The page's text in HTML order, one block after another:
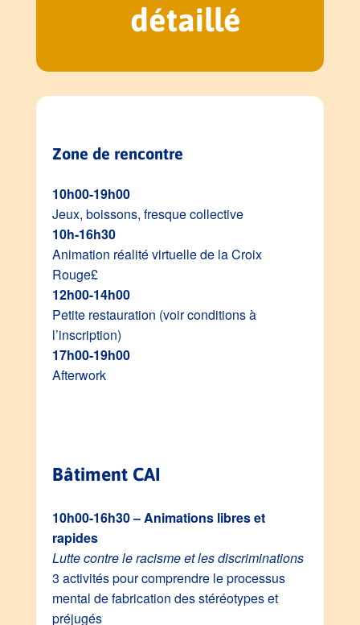
détaillé
Zone de rencontre
10h00-19h00
Jeux, boissons, fresque collective
10h-16h30
Animation réalité virtuelle de la Croix
Rouge£
12h00-14h00
Petite restauration (voir conditions à
l’inscription)
17h00-19h00
Afterwork
Bâtiment CAI
10h00-16h30 – Animations libres et
rapides
Lutte contre le racisme et les discriminations
3 activités pour comprendre le processus
mental de fabrication des stéréotypes et
préjugés